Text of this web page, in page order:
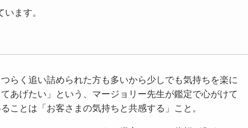
ます。
つらく追い詰められた方も多いから少しでも気持ちを楽に
てあげたい」という、マージョリー先生が鑑定で心がけて
ことは「お客さまの気持ちと共感する」こと。